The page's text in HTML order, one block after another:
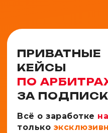
ПРИВАТНЫЕ
КЕЙСЫ
ПО
ЗА
Всё о заработке
только